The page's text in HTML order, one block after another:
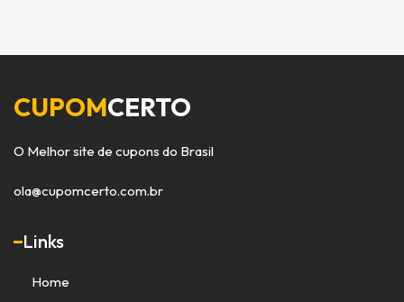
CUPOMCERTO
O Melhor site de cupons do Brasil
ola@cupomcerto.com.br
Links
Home